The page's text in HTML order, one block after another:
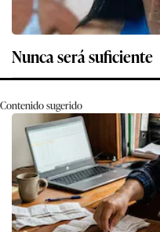
Nunca será suficiente
Contenido sugerido